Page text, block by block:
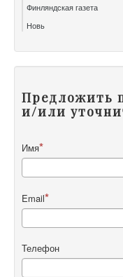
Финляндская газета
Новь
Предложить
и/или
Имя
Email
Телефон